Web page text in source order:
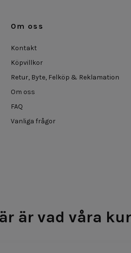
Om oss
Kontakt
Köpvillkor
Retur, Byte, Felköp & Reklamation
Om oss
FAQ
Vanliga frågor
är vad våra